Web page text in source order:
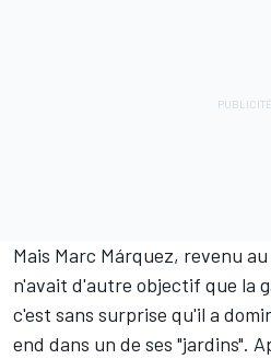
Mais Marc Márquez, revenu
n'avait d'autre objectif que la
c'est sans surprise qu'il a
end dans un de ses "jardins".